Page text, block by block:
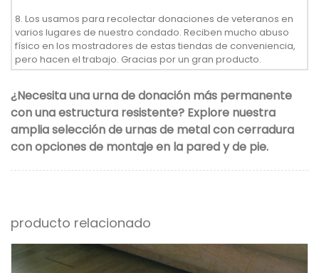
8. Los usamos para recolectar donaciones de veteranos en
varios lugares de nuestro condado. Reciben mucho abuso
físico en los mostradores de estas tiendas de conveniencia,
pero hacen el trabajo. Gracias por un gran producto.
¿Necesita una urna de donación más permanente
con una estructura resistente? Explore nuestra
amplia selección de urnas de metal con cerradura
con opciones de montaje en la pared y de pie.
producto relacionado